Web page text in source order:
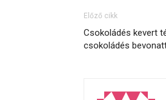
Előző cikk
Csokoládés kevert
csokoládés